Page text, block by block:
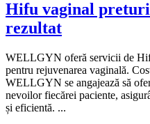
Hifu vaginal
rezultat
WELLGYN oferă servicii de
pentru rejuvenarea vaginală.
WELLGYN se angajează să
nevoilor fiecărei paciente,
și eficientă. ...